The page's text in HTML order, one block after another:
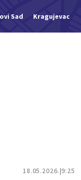
Sad Kragujevac
18.05.2026. 9:25